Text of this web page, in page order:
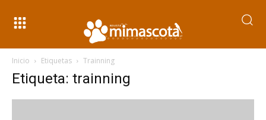
Inicio Etiquetas Trainning
Etiqueta: trainning